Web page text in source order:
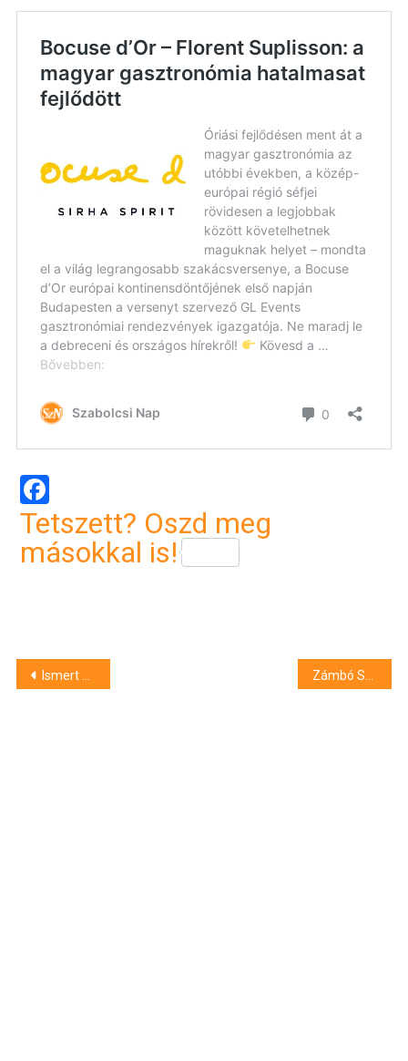
Facebook
Tetszett? Oszd meg
másokkal is!
Bejegyzés
Ismert színészek lépnek fel idén a Nagytemplomban